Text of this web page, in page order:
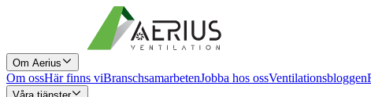
Om Aerius
Om ossHär finns viBranschsamarbetenJobba hos ossVentilationsbloggen